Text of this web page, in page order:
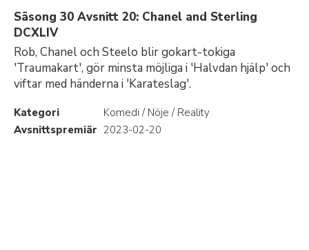
Säsong 30 Avsnitt 20: Chanel and Sterling
DCXLIV
Rob, Chanel och Steelo blir gokart-tokiga
'Traumakart', gör minsta möjliga i 'Halvdan hjälp' och
viftar med händerna i 'Karateslag'.
Kategori
Komedi / Nöje / Reality
Avsnittspremiär 2023-02-20